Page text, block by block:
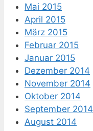
Mai 2015
April 2015
März 2015
Februar 2015
Januar 2015
Dezember 2014
November 2014
Oktober 2014
September 2014
August 2014